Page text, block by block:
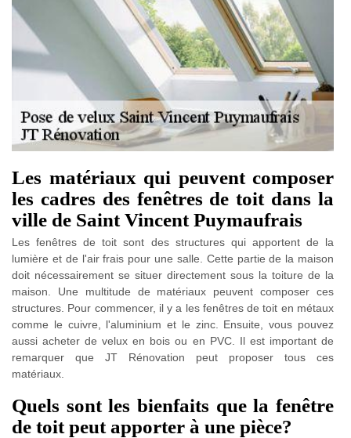
Les matériaux qui peuvent composer
les cadres des fenêtres de toit dans la
ville de Saint Vincent Puymaufrais
Les fenêtres de toit sont des structures qui apportent de la
lumière et de l'air frais pour une salle. Cette partie de la maison
doit nécessairement se situer directement sous la toiture de la
maison. Une multitude de matériaux peuvent composer ces
structures. Pour commencer, il y a les fenêtres de toit en métaux
comme le cuivre, l'aluminium et le zinc. Ensuite, vous pouvez
aussi acheter de velux en bois ou en PVC. Il est important de
remarquer que JT Rénovation peut proposer tous ces
matériaux.
Quels sont les bienfaits que la fenêtre
de toit peut apporter à une pièce?